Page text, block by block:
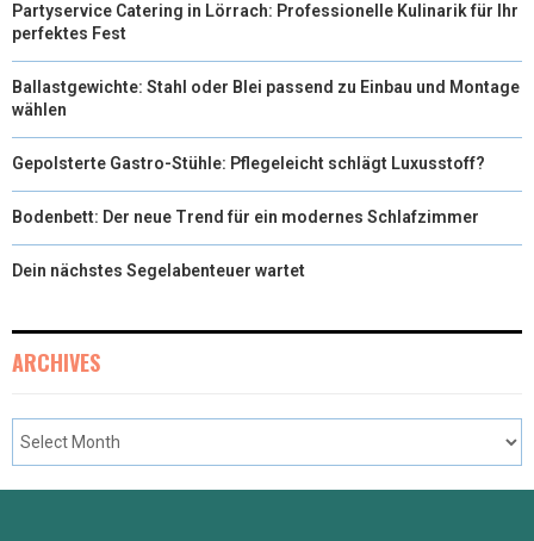
Partyservice Catering in Lörrach: Professionelle Kulinarik für Ihr
perfektes Fest
Ballastgewichte: Stahl oder Blei passend zu Einbau und Montage
wählen
Gepolsterte Gastro-Stühle: Pflegeleicht schlägt Luxusstoff?
Bodenbett: Der neue Trend für ein modernes Schlafzimmer
Dein nächstes Segelabenteuer wartet
ARCHIVES